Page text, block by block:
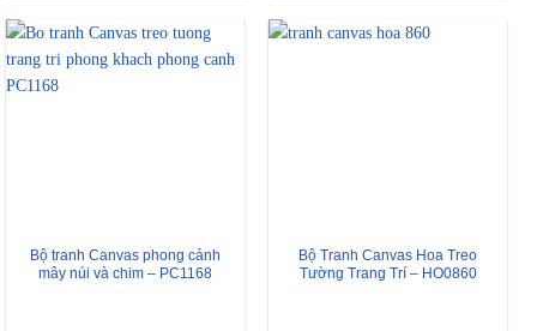
Bộ tranh Canvas phong cảnh
mây núi và chim – PC1168
Bộ Tranh Canvas Hoa Treo
Tường Trang Trí – HO0860